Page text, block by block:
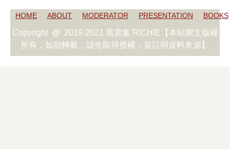
HOME ABOUT MODERATOR PRESENTATION BOOKS
Copyright @ 2019-2021 風雲集 RICHIE【本站圖文版權
所有，如欲轉載，請先取得授權，並註明資料來源】